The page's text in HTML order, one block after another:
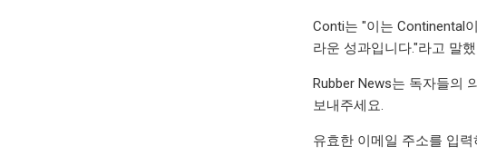
Conti는 "이는 Continental
라운 성과입니다."라고 말
Rubber News는 독자들의
보내주세요.
유효한 이메일 주소를 입력